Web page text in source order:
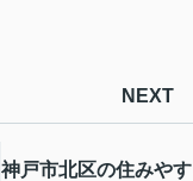
NEXT
神戸市北区の住みや